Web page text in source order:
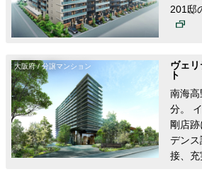
201邸
大阪府 / 分譲マンション
ヴェ
ト
南海
分。
剛店
デン
接、充